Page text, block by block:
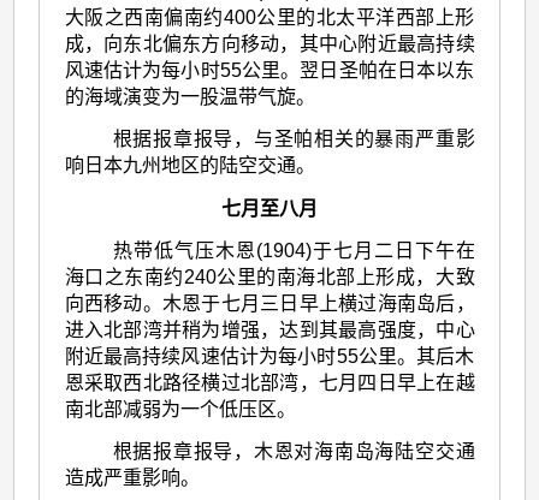
大阪之西南偏南约400公里的北太平洋西部上形
成，向东北偏东方向移动，其中心附近最高持续
风速估计为每小时55公里。翌日圣帕在日本以东
的海域演变为一股温带气旋。
根据报章报导，与圣帕相关的暴雨严重影
响日本九州地区的陆空交通。
七月至八月
热带低气压木恩(1904)于七月二日下午在
海口之东南约240公里的南海北部上形成，大致
向西移动。木恩于七月三日早上横过海南岛后，
进入北部湾并稍为增强，达到其最高强度，中心
附近最高持续风速估计为每小时55公里。其后木
恩采取西北路径横过北部湾，七月四日早上在越
南北部减弱为一个低压区。
根据报章报导，木恩对海南岛海陆空交通
造成严重影响。